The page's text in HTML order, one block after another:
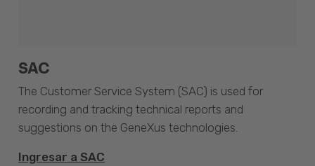
SAC
The Customer Service System (SAC) is used for
recording and tracking technical reports and
suggestions on the GeneXus technologies.
Ingresar a SAC